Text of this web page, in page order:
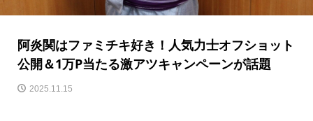
阿炎関はファミチキ好き！人気力士オフショット
公開＆1万P当たる激アツキャンペーンが話題
2025.11.15